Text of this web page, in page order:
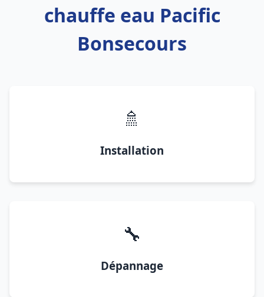
chauffe eau Pacific
Bonsecours
🚿
Installation
🔧
Dépannage